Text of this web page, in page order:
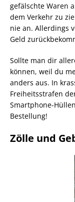
gefälschte Waren
dem Verkehr zu
nie an. Allerdings
Geld
Sollte man dir
können, weil du
anders aus. In
Freiheitsstrafen
Smartphone-
Bestellung!
Zölle und